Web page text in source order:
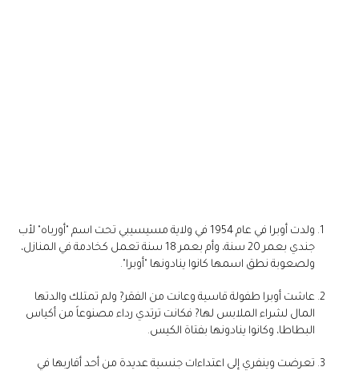
ولدت أوبرا في عام 1954 في ولاية مسيسيبي تحت اسم "أورباه" لأب
جندي بعمر 20 سنة، وأم بعمر 18 سنة تعمل كخادمة في المنازل،
ولصعوبة نطق اسمها كانوا ينادونها "أوبرا".
عاشت أوبرا طفولة قاسية وعانت من الفقر? ولم تمتلك والدتها
المال لشراء الملابس لها? فكانت ترتدي رداء مصنوعاً من أكياس
البطاطا، وكانوا ينادونها بفتاة الكيس.
تعرضت وينفري إلى اعتداءات جنسية عديدة من أحد أقاربها في